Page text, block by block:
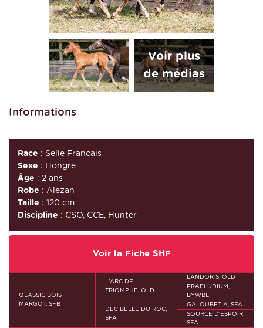
Informations
Race : Selle Francais
Sexe : Hongre
Âge : 2 ans
Robe : Alezan
Taille : 120 cm
Discipline : CSO, CCE, Hunter
Voir la Fiche SHF
QLASSIC BOIS
MARGOT, SFB
L'ARC DE
TRIOMPHE, OLD
LANDOR S, OLD
PRAELUDIUM,
BYWBL
DECIBELLE DU ROC,
SFA
GALOUBET A, SFA
SOURCE D'ESPOIR,
SFA